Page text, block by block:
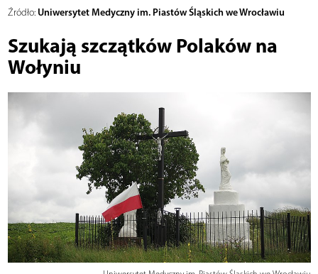
Źródło: Uniwersytet Medyczny im. Piastów Śląskich we Wrocławiu
Szukają szczątków Polaków na
Wołyniu